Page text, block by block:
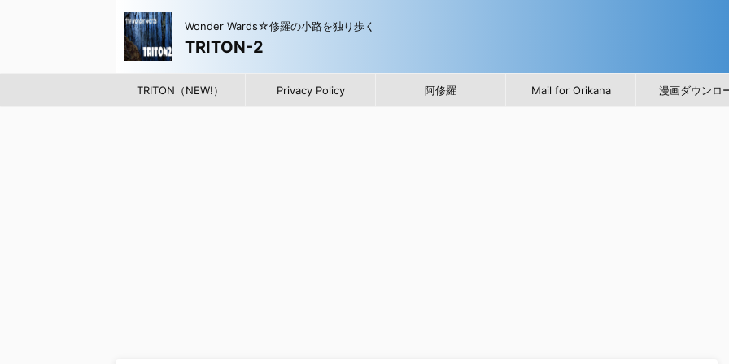
Wonder Wards☆修羅の小路を独り歩く
TRITON-2
TRITON（NEW!） Privacy Policy 阿修羅 Mail for Orikana 漫画ダウンロ